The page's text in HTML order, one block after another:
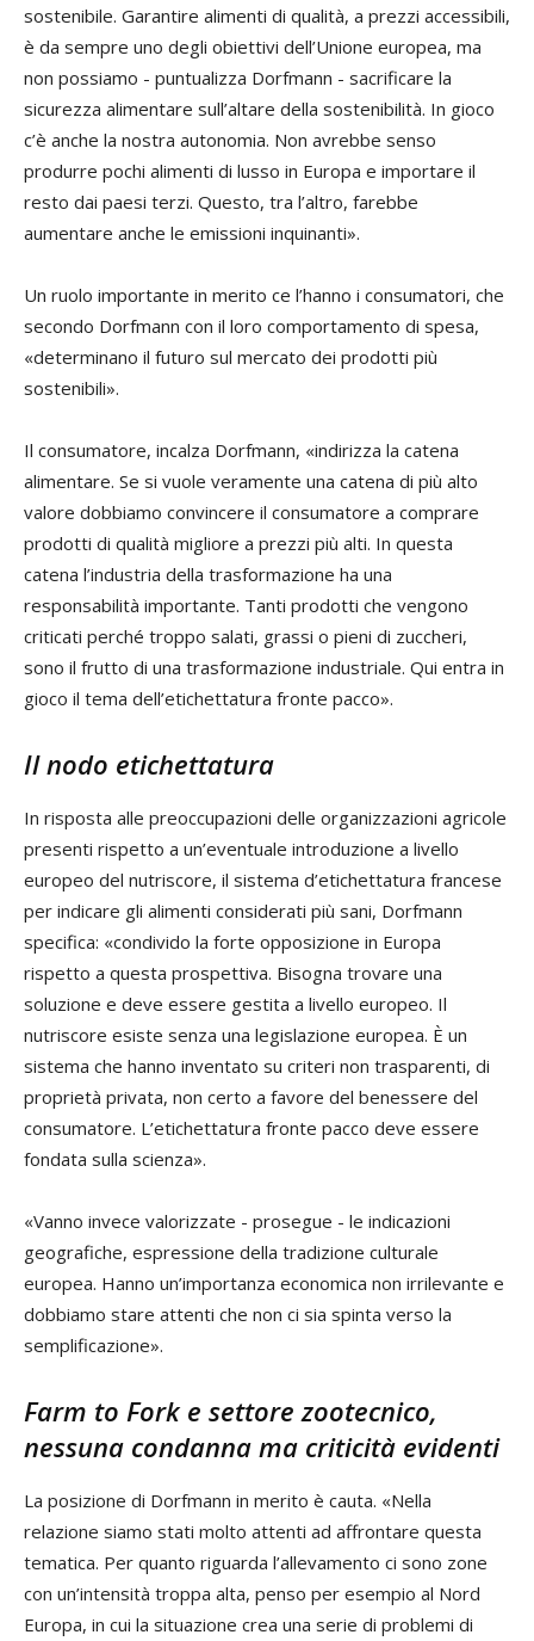
sostenibile. Garantire alimenti di qualità, a prezzi accessibili,
è da sempre uno degli obiettivi dell’Unione europea, ma
non possiamo - puntualizza Dorfmann - sacrificare la
sicurezza alimentare sull’altare della sostenibilità. In gioco
c’è anche la nostra autonomia. Non avrebbe senso
produrre pochi alimenti di lusso in Europa e importare il
resto dai paesi terzi. Questo, tra l’altro, farebbe
aumentare anche le emissioni inquinanti».
Un ruolo importante in merito ce l’hanno i consumatori, che
secondo Dorfmann con il loro comportamento di spesa,
«determinano il futuro sul mercato dei prodotti più
sostenibili».
Il consumatore, incalza Dorfmann, «indirizza la catena
alimentare. Se si vuole veramente una catena di più alto
valore dobbiamo convincere il consumatore a comprare
prodotti di qualità migliore a prezzi più alti. In questa
catena l’industria della trasformazione ha una
responsabilità importante. Tanti prodotti che vengono
criticati perché troppo salati, grassi o pieni di zuccheri,
sono il frutto di una trasformazione industriale. Qui entra in
gioco il tema dell’etichettatura fronte pacco».
Il nodo etichettatura
In risposta alle preoccupazioni delle organizzazioni agricole
presenti rispetto a un’eventuale introduzione a livello
europeo del nutriscore, il sistema d’etichettatura francese
per indicare gli alimenti considerati più sani, Dorfmann
specifica: «condivido la forte opposizione in Europa
rispetto a questa prospettiva. Bisogna trovare una
soluzione e deve essere gestita a livello europeo. Il
nutriscore esiste senza una legislazione europea. È un
sistema che hanno inventato su criteri non trasparenti, di
proprietà privata, non certo a favore del benessere del
consumatore. L’etichettatura fronte pacco deve essere
fondata sulla scienza».
«Vanno invece valorizzate - prosegue - le indicazioni
geografiche, espressione della tradizione culturale
europea. Hanno un’importanza economica non irrilevante e
dobbiamo stare attenti che non ci sia spinta verso la
semplificazione».
Farm to Fork e settore zootecnico,
nessuna condanna ma criticità evidenti
La posizione di Dorfmann in merito è cauta. «Nella
relazione siamo stati molto attenti ad affrontare questa
tematica. Per quanto riguarda l’allevamento ci sono zone
con un’intensità troppa alta, penso per esempio al Nord
Europa, in cui la situazione crea una serie di problemi di